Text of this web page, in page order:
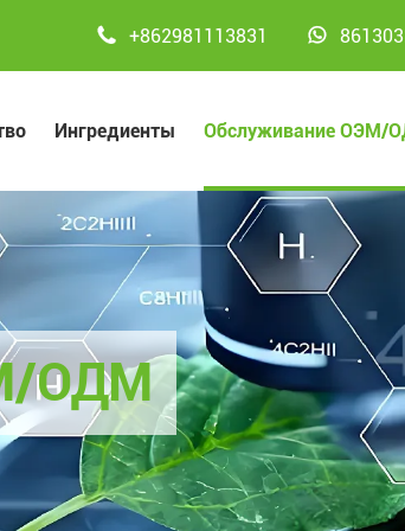
 +862981113831 
Ингредиенты Обслуживание ОЭМ/
ОДМ